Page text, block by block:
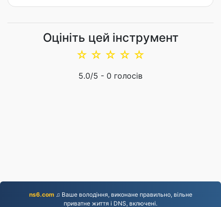
Оцініть цей інструмент
☆
☆
☆
☆
☆
5.0/5 - 0 голосів
ns6.com♫ Ваше володіння, виконане правильно, вільне
приватне життя і DNS, включені.